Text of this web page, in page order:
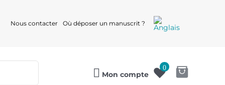
Nous contacter Où déposer un manuscrit ?
Mon compte
0